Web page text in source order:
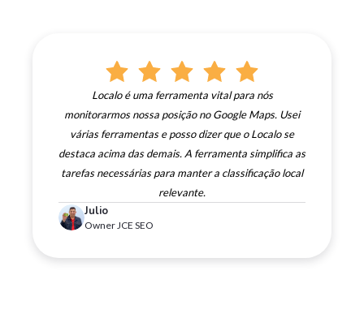
Localo é uma ferramenta vital para nós
monitorarmos nossa posição no Google Maps. Usei
várias ferramentas e posso dizer que o Localo se
destaca acima das demais. A ferramenta simplifica as
tarefas necessárias para manter a classificação local
relevante.
Julio
Owner JCE SEO